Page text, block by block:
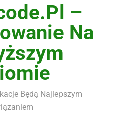
drewniane Poznań
elektryczne Gdańsk
spławik elektryczny
–
Na
Będą Najlepszym